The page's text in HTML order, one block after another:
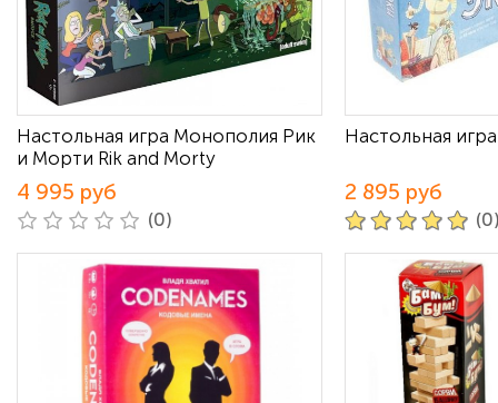
Настольная игра Монополия Рик
и Морти Rik and Morty
4 995 руб
(0)
Настольная
2 895 руб